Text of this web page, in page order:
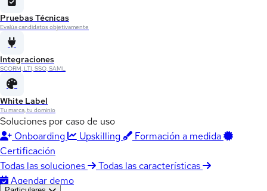
Pruebas Técnicas
Evalúa candidatos objetivamente
Integraciones
SCORM, LTI, SSO, SAML
White Label
Tu marca, tu dominio
Soluciones por caso de uso
Onboarding
Upskilling
Formación a medida
Certificación
Todas las soluciones
Todas las características
Agendar demo